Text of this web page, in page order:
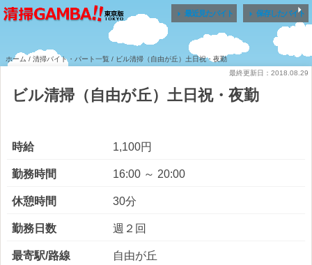
 最近見たバイト  保存したバイト
ホーム / 清掃バイト・パート一覧 / ビル清掃（自由が丘）土日祝・夜勤
最終更新日：2018.08.29
ビル清掃（自由が丘）土日祝・夜勤
時給 1,100円
勤務時間 16:00 ～ 20:00
休憩時間 30分
勤務日数 週２回
最寄駅/路線 自由が丘